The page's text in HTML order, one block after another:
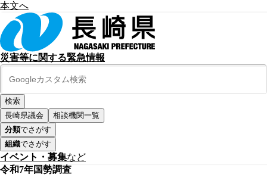
本文へ
災害等に関する緊急情報
長崎県議会
相談機関一覧
分類でさがす
組織でさがす
イベント・募集など
令和7年国勢調査